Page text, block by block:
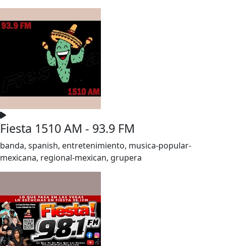
Fiesta 1510 AM - 93.9 FM
banda, spanish, entretenimiento, musica-popular-
mexicana, regional-mexican, grupera